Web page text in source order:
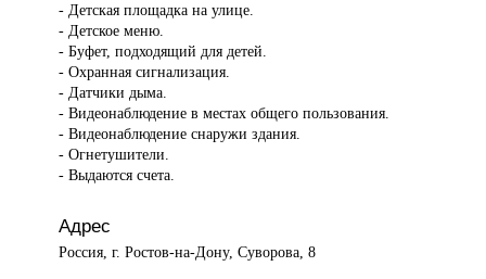
- Детская площадка на улице.
- Детское меню.
- Буфет, подходящий для детей.
- Охранная сигнализация.
- Датчики дыма.
- Видеонаблюдение в местах общего пользования.
- Видеонаблюдение снаружи здания.
- Огнетушители.
- Выдаются счета.
Адрес
Россия, г. Ростов-на-Дону, Суворова, 8